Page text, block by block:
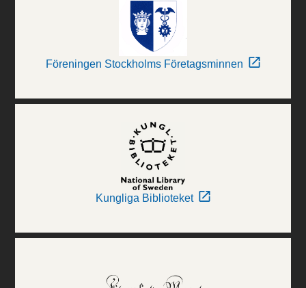
Föreningen Stockholms Företagsminnen
Kungliga Biblioteket